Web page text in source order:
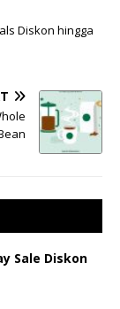
Diskon hingga
Sale Diskon